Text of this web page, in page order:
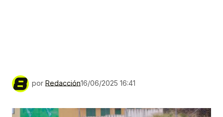
por Redacción16/06/2025 16:41